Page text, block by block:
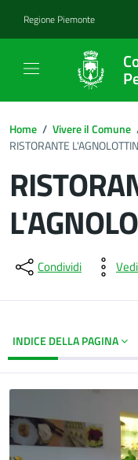
Regione Piemonte
Home / Vivere il Comune
RISTORANTE
Dettagli del
Condividi
INDICE DELLA PAGINA